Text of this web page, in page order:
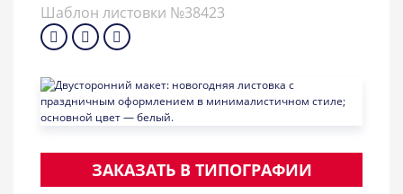
Шаблон листовки №38423
ЗАКАЗАТЬ В ТИПОГРАФИИ